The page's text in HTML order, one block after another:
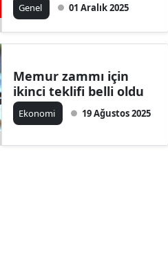
Genel 01 Aralık 2025
Memur zammı için
ikinci teklifi belli oldu
Ekonomi 19 Ağustos 2025